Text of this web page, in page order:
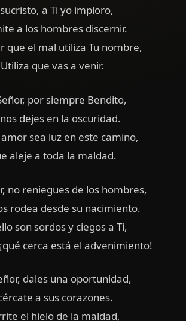
a Ti yo imploro,
a los hombres discernir.
que el mal utiliza Tu nombre,
Utiliza que vas a venir.
por siempre Bendito,
dejes en la oscuridad.
amor sea luz en este camino,
aleje a toda la maldad.
no reniegues de los hombres,
rodea desde su nacimiento.
son sordos y ciegos a Ti,
cerca está el advenimiento!
dales una oportunidad,
a sus corazones.
el hielo de la maldad,